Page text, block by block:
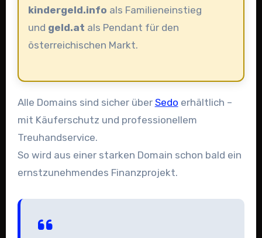
kindergeld.info als Familieneinstieg
und geld.at als Pendant für den
österreichischen Markt.
Alle Domains sind sicher über Sedo erhältlich –
mit Käuferschutz und professionellem
Treuhandservice.
So wird aus einer starken Domain schon bald ein
ernstzunehmendes Finanzprojekt.